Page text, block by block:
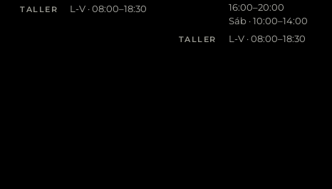
TALLER L-V · 08:00–18:30
16:00–20:00
Sáb · 10:00–14:00
TALLER L-V · 08:00–18:30